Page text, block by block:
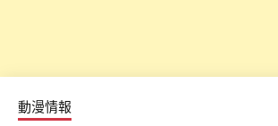
動漫情報